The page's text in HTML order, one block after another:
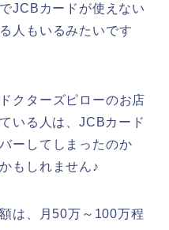
JCBカードが使えない
人もいるみたいです
クターズピローのお店
いる人は、JCBカード
ーしてしまったのか
もしれません♪
は、月50万～100万程